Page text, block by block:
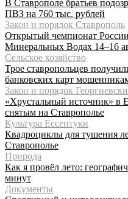
В Ставрополе братьев
ПВЗ на 760 тыс. рублей
Закон и порядок Ставрополь
Открытый чемпионат
Минеральных Водах 14–16
Сельское хозяйство
Трое ставропольцев
банковских карт
Закон и порядок
«Хрустальный источник» в
снятым на Ставрополье
Культура Ессентуки
Квадроциклы для тушения
Ставрополье
Природа
Как я провёл лето:
минут
Документы